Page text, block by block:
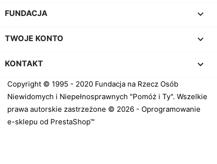
FUNDACJA 
TWOJE KONTO 
KONTAKT keyboard_arrow_down
Copyright © 1995 - 2020 Fundacja na Rzecz Osób
Niewidomych i Niepełnosprawnych "Pomóż i Ty". Wszelkie
prawa autorskie zastrzeżone © 2026 - Oprogramowanie
e-sklepu od PrestaShop™